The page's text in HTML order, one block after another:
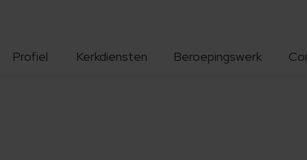
Profiel Kerkdiensten Beroepingswerk